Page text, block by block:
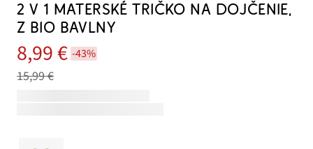
2 V 1 MATERSKÉ TRIČKO NA DOJČENIE,
Z BIO BAVLNY
8,99 € -43%
15,99 €